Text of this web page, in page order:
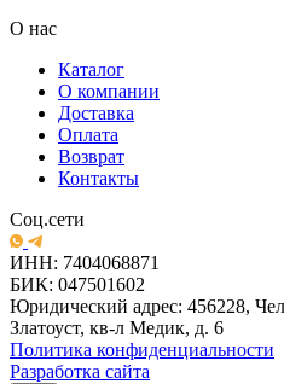
О нас
Каталог
О компании
Доставка
Оплата
Возврат
Контакты
Соц.сети
ИНН: 7404068871
БИК: 047501602
Юридический адрес: 456228,
Златоуст, кв-л Медик, д. 6
Политика конфиденциальности
Разработка сайта